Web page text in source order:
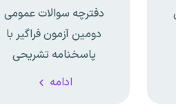
دفترچه سوالات عمومی
دومین آزمون فراگیر با
پاسخنامه تشریحی
ادامه